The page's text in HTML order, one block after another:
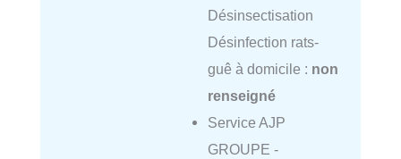
Désinsectisation
Désinfection rats-
guê à domicile : non
renseigné
Service AJP
GROUPE -